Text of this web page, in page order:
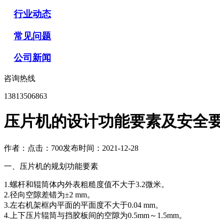
行业动态
常见问题
公司新闻
咨询热线
13813506863
压片机的设计功能要素及安全
作者： 点击：700发布时间：2021-12-28
一、压片机的规划功能要素
1.螺杆和辊筒体内外表粗糙度值不大于3.2微米。
2.径向空隙差错为±2 mm。
3.左右机架框内平面的平面度不大于0.04 mm。
4.上下压片辊筒与挡胶板间的空隙为0.5mm～1.5mm。